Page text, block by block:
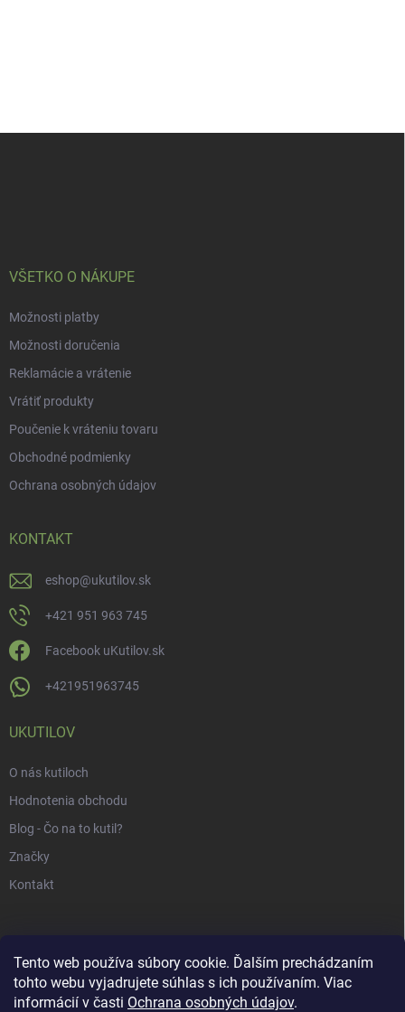
Tento web používa súbory cookie. Ďalším prechádzaním
tohto webu vyjadrujete súhlas s ich používaním. Viac
informácií v časti Ochrana osobných údajov.
VŠETKO O NÁKUPE
Možnosti platby
Možnosti doručenia
Reklamácie a vrátenie
Vrátiť produkty
Poučenie k vráteniu tovaru
Obchodné podmienky
Ochrana osobných údajov
KONTAKT
eshop@ukutilov.sk
+421 951 963 745
Facebook uKutilov.sk
+421951963745
UKUTILOV
O nás kutiloch
Hodnotenia obchodu
Blog - Čo na to kutil?
Značky
Kontakt